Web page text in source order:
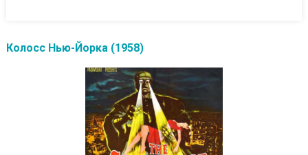
Колосс Нью-Йорка (1958)